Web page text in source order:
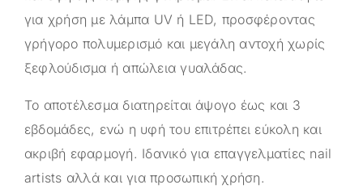
για χρήση με λάμπα UV ή LED, προσφέροντας
γρήγορο πολυμερισμό και μεγάλη αντοχή χωρίς
ξεφλούδισμα ή απώλεια γυαλάδας.
Το αποτέλεσμα διατηρείται άψογο έως και 3
εβδομάδες, ενώ η υφή του επιτρέπει εύκολη και
ακριβή εφαρμογή. Ιδανικό για επαγγελματίες nail
artists αλλά και για προσωπική χρήση.